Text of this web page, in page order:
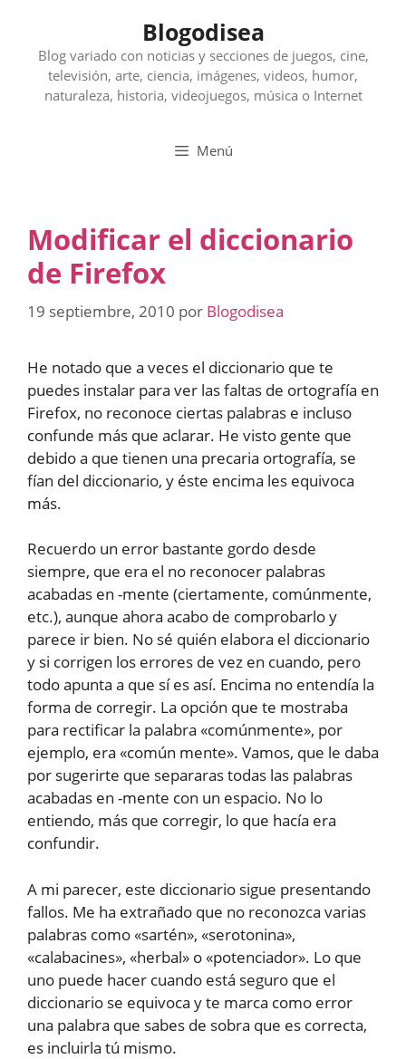
contenido
Blogodisea
Blog variado con noticias y secciones de juegos, cine,
televisión, arte, ciencia, imágenes, videos, humor,
naturaleza, historia, videojuegos, música o Internet
Menú
Modificar el diccionario
de Firefox
19 septiembre, 2010 por Blogodisea
He notado que a veces el diccionario que te
puedes instalar para ver las faltas de ortografía en
Firefox, no reconoce ciertas palabras e incluso
confunde más que aclarar. He visto gente que
debido a que tienen una precaria ortografía, se
fían del diccionario, y éste encima les equivoca
más.
Recuerdo un error bastante gordo desde
siempre, que era el no reconocer palabras
acabadas en -mente (ciertamente, comúnmente,
etc.), aunque ahora acabo de comprobarlo y
parece ir bien. No sé quién elabora el diccionario
y si corrigen los errores de vez en cuando, pero
todo apunta a que sí es así. Encima no entendía la
forma de corregir. La opción que te mostraba
para rectificar la palabra «comúnmente», por
ejemplo, era «común mente». Vamos, que le daba
por sugerirte que separaras todas las palabras
acabadas en -mente con un espacio. No lo
entiendo, más que corregir, lo que hacía era
confundir.
A mi parecer, este diccionario sigue presentando
fallos. Me ha extrañado que no reconozca varias
palabras como «sartén», «serotonina»,
«calabacines», «herbal» o «potenciador». Lo que
uno puede hacer cuando está seguro que el
diccionario se equivoca y te marca como error
una palabra que sabes de sobra que es correcta,
es incluirla tú mismo.